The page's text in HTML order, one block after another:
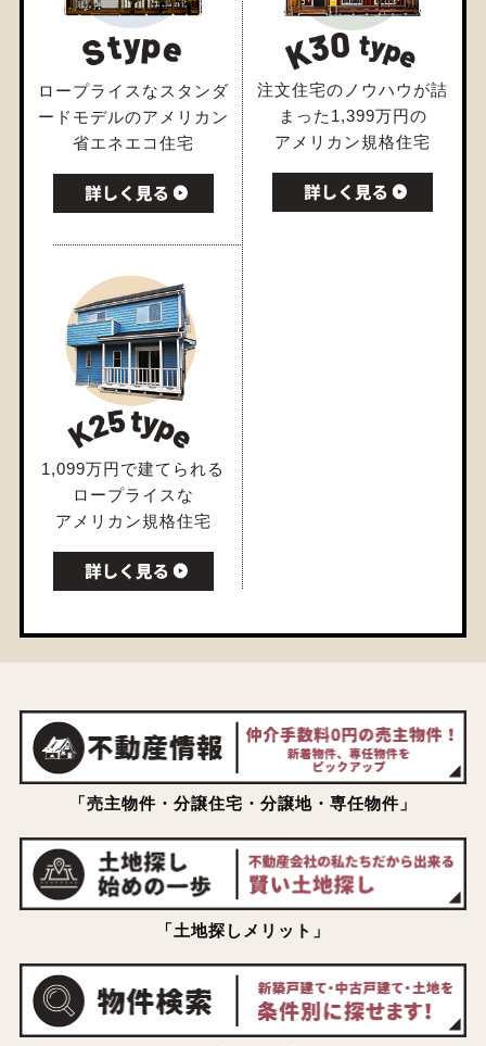
ロープライスなスタンダ
ードモデルのアメリカン
省エネエコ住宅
注文住宅のノウハウが詰
まった 1,399万円の
アメリカン規格住宅
1,099万円で建てられる
ロープライスな
アメリカン規格住宅
「売主物件・分譲住宅・分譲地・専任物件」
「土地探しメリット」